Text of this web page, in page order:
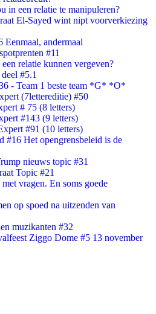
in een relatie te manipuleren?
El-Sayed wint nipt voorverkiezing
andermaal
#11
relatie kunnen vergeven?
#5.1
- Team 1 beste team *G* *O*
(7lettereditie) #50
# 75 (8 letters)
#143 (9 letters)
#91 (10 letters)
#16 Het opengrensbeleid is de
nieuws topic #31
Topic #21
vragen. En soms goede
op spoed na uitzenden van
muzikanten #32
Ziggo Dome #5 13 november